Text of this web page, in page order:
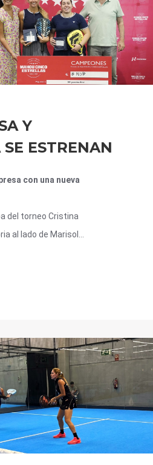
Y
ESTRENAN
con una nueva
del torneo Cristina
al lado de Marisol...